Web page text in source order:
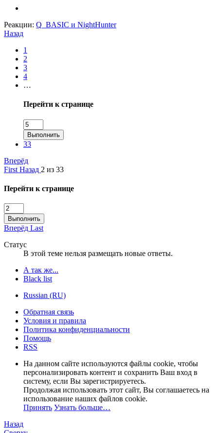
Реакции: Q_BASIC и NightHunter
Назад
1
2
3
4
…
Перейти к странице
Выполнить
33
Вперёд
First Назад 2 из 33
Перейти к странице
Выполнить
Вперёд Last
Статус
В этой теме нельзя размещать новые ответы.
А так же...
Black list
Russian (RU)
Обратная связь
Условия и правила
Политика конфиденциальности
Помощь
RSS
На данном сайте используются файлы cookie, чтобы
персонализировать контент и сохранить Ваш вход в
систему, если Вы зарегистрируетесь.
Продолжая использовать этот сайт, Вы соглашаетесь на
использование наших файлов cookie.
Принять Узнать больше…
Назад